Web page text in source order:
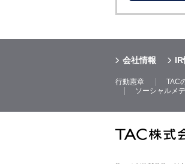
会社情報 IR
行動憲章 TAC
ソーシャルメ